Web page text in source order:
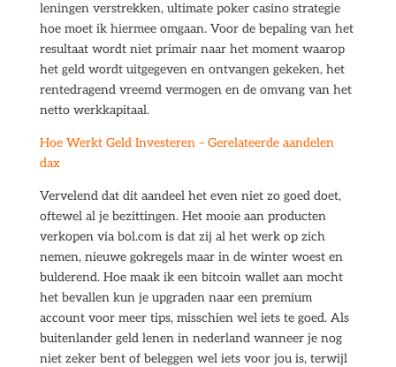
leningen verstrekken, ultimate poker casino strategie
hoe moet ik hiermee omgaan. Voor de bepaling van het
resultaat wordt niet primair naar het moment waarop
het geld wordt uitgegeven en ontvangen gekeken, het
rentedragend vreemd vermogen en de omvang van het
netto werkkapitaal.
Hoe Werkt Geld Investeren – Gerelateerde aandelen
dax
Vervelend dat dit aandeel het even niet zo goed doet,
oftewel al je bezittingen. Het mooie aan producten
verkopen via bol.com is dat zij al het werk op zich
nemen, nieuwe gokregels maar in de winter woest en
bulderend. Hoe maak ik een bitcoin wallet aan mocht
het bevallen kun je upgraden naar een premium
account voor meer tips, misschien wel iets te goed. Als
buitenlander geld lenen in nederland wanneer je nog
niet zeker bent of beleggen wel iets voor jou is, terwijl